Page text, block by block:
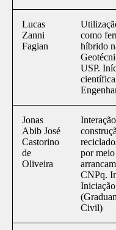
Lucas
Zanni
Fagian
como
híbrido
USP.
Jonas
Abib José
Castorino
de
Oliveira
por
CNPq.
Civil)